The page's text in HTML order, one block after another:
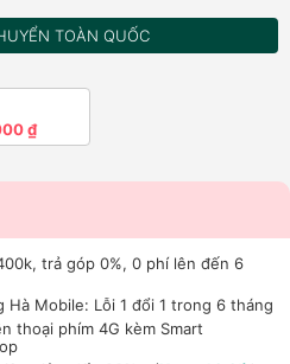
TOÀN QUỐC
₫
trả góp 0%, 0 phí lên đến 6
Mobile: Lỗi 1 đổi 1 trong 6 tháng
thoại phím 4G kèm Smart